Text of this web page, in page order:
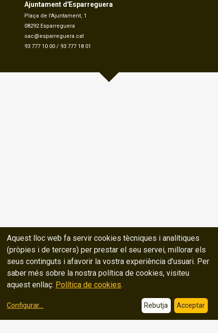
Ajuntament d'Esparreguera
Plaça de l'Ajuntament, 1
08292 Esparreguera
oac@esparreguera.cat
93 777 10 00 / 93 777 18 01
Aquest lloc web fa servir cookies tècniques i analítiques
(pròpies i de tercers) per prestar el seu servei, millorar els
seus continguts i afavorir la vostra experiència d'usuari. Per
saber més sobre la nostra política de cookies, visiteu
aquest enllaç: Política de cookies.
Configurar... Rebutja Acceptar